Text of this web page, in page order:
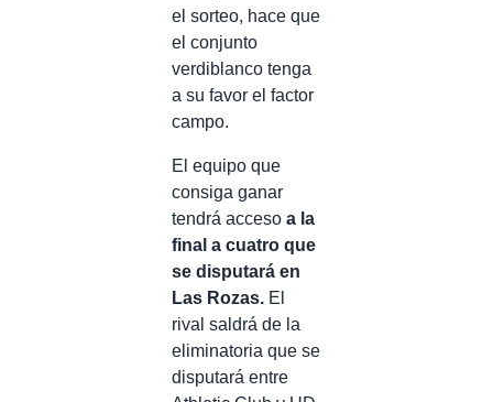
el sorteo, hace que
el conjunto
verdiblanco tenga
a su favor el factor
campo.
El equipo que
consiga ganar
tendrá acceso a la
final a cuatro que
se disputará en
Las Rozas. El
rival saldrá de la
eliminatoria que se
disputará entre